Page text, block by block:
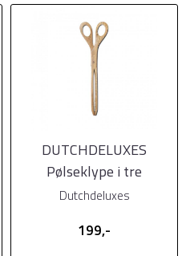
DUTCHDELUXES
Pølseklype i tre
Dutchdeluxes
199,-